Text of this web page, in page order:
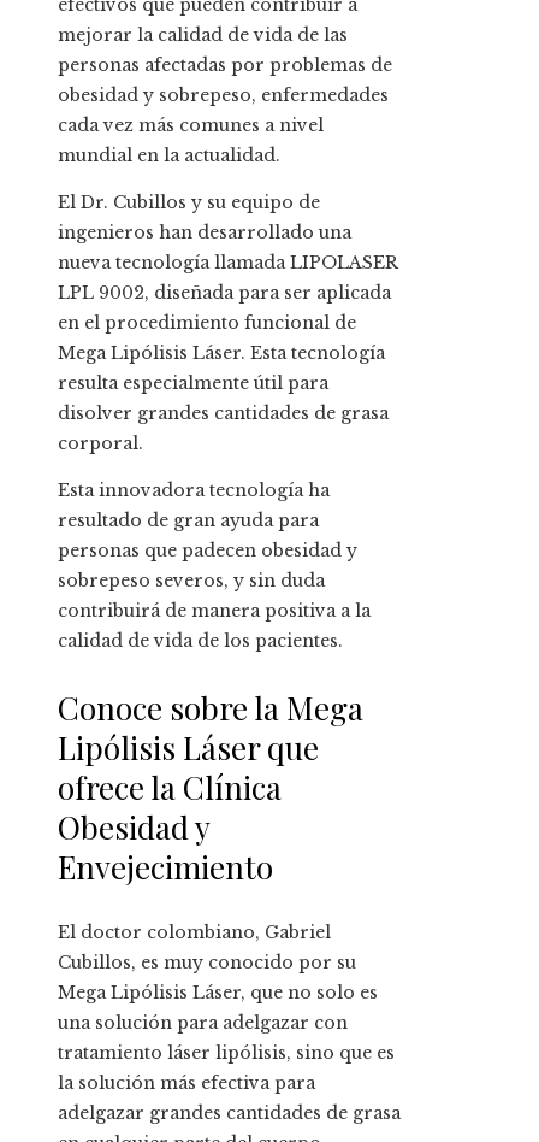
efectivos que pueden contribuir a
mejorar la calidad de vida de las
personas afectadas por problemas de
obesidad y sobrepeso, enfermedades
cada vez más comunes a nivel
mundial en la actualidad.
El Dr. Cubillos y su equipo de
ingenieros han desarrollado una
nueva tecnología llamada LIPOLASER
LPL 9002, diseñada para ser aplicada
en el procedimiento funcional de
Mega Lipólisis Láser. Esta tecnología
resulta especialmente útil para
disolver grandes cantidades de grasa
corporal.
Esta innovadora tecnología ha
resultado de gran ayuda para
personas que padecen obesidad y
sobrepeso severos, y sin duda
contribuirá de manera positiva a la
calidad de vida de los pacientes.
Conoce sobre la Mega
Lipólisis Láser que
ofrece la Clínica
Obesidad y
Envejecimiento
El doctor colombiano, Gabriel
Cubillos, es muy conocido por su
Mega Lipólisis Láser, que no solo es
una solución para adelgazar con
tratamiento láser lipólisis, sino que es
la solución más efectiva para
adelgazar grandes cantidades de grasa